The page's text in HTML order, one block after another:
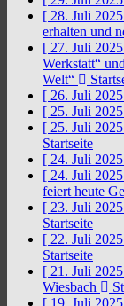
[ 28. Juli
erhalten und
[ 27. Juli
Werkstatt“
Welt“
[ 26. Juli
[ 25. Juli
[ 25. Juli
Startseite
[ 24. Juli
[ 24. Juli
feiert heute
[ 23. Juli
Startseite
[ 22. Juli
Startseite
[ 21. Juli
Wiesbach
[ 19. Juli